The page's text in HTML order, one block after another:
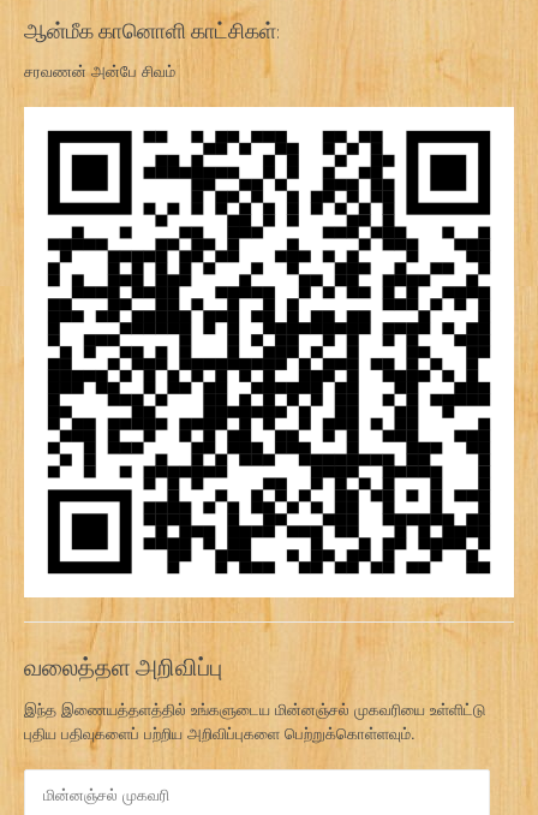
ஆன்மீக கானொளி காட்சிகள்:
சரவணன் அன்பே சிவம்
வலைத்தள அறிவிப்பு
இந்த இணையத்தளத்தில் உங்களுடைய மின்னஞ்சல் முகவரியை உள்ளிட்டு
புதிய பதிவுகளைப் பற்றிய அறிவிப்புகளை பெற்றுக்கொள்ளவும்.